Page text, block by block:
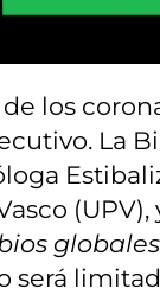
los
La
(UPV),
será